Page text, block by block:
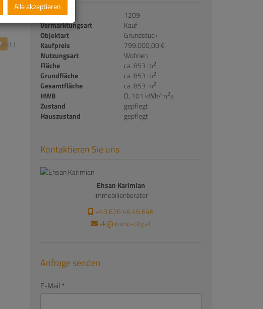
Objektnr.
1209
Vermarktungsart
Kauf
Objektart
Grundstück
Kaufpreis
799.000,00 €
Nutzungsart
Wohnen
Fläche
ca. 853 m2
Grundfläche ca. 853 m2
Gesamtfläche ca. 853 m2
HWB D, 101 kWh/m2a
Zustand
gepflegt
Hauszustand
gepflegt
Kontaktieren Sie uns
Ehsan Karimian
Immobilienberater
+43 676 46 46 646
ek@immo-city.at
Anfrage senden
E-Mail
Alle akzeptieren